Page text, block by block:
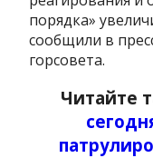
порядка»
сообщили в
горсовета.
Читайте